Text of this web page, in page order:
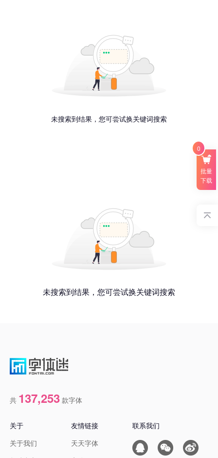
未搜索到结果，您可尝试换关键词搜索
未搜索到结果，您可尝试换关键词搜索
共 137,253 款字体
关于
关于我们
友情链接
天天字体
联系我们
批量
下载
0